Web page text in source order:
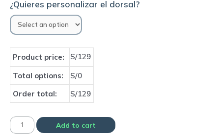
¿Quieres personalizar el dorsal?
Product price: S/129
Total options:
S/0
Order total:
S/129
Camiseta
Add to cart